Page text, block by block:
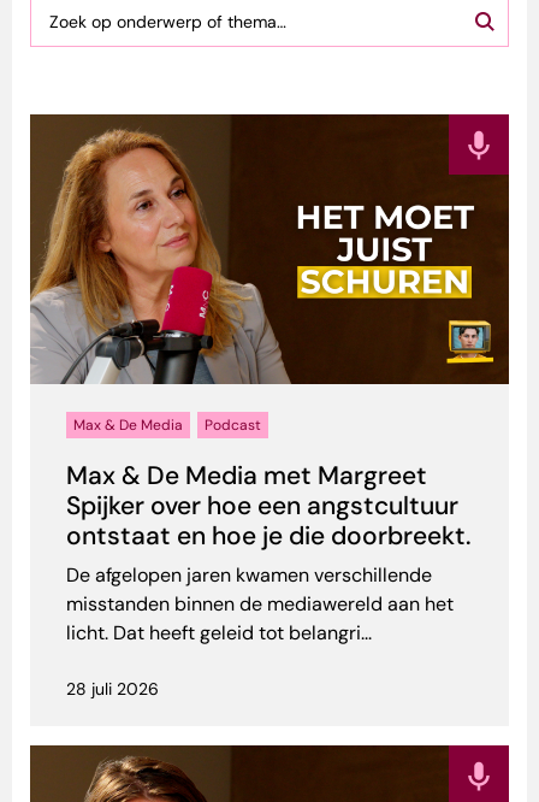
Max & De Media Podcast
Max & De Media met Margreet
Spijker over hoe een angstcultuur
ontstaat en hoe je die doorbreekt.
De afgelopen jaren kwamen verschillende
misstanden binnen de mediawereld aan het
licht. Dat heeft geleid tot belangri...
28 juli 2026